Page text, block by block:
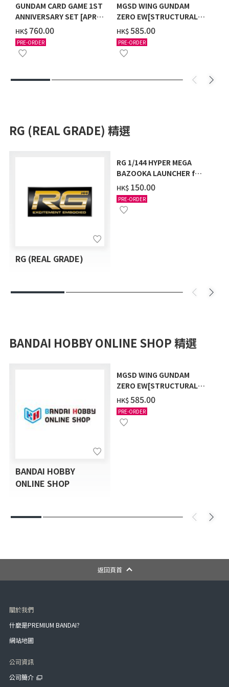
GUNDAM CARD GAME 1ST
ANNIVERSARY SET [APR
2027 DELIVERY]
HK$‌760.00
PRE-ORDER
MGSD WING GUNDAM
ZERO EW[STRUCTURAL
COATING/BLACK] [2026年
12月發送]
HK$‌585.00
PRE-ORDER
RG (REAL GRADE) 精選
RG (REAL GRADE)
RG 1/144 HYPER MEGA
BAZOOKA LAUNCHER for
Hi-ν GUNDAM & FIN
FUNNEL DISPLAY SET
[2026年9月發送]
HK$ ‌150.00
PRE-ORDER
BANDAI HOBBY ONLINE SHOP 精選
BANDAI HOBBY
ONLINE SHOP
MGSD WING GUNDAM
ZERO EW[STRUCTURAL
COATING/BLACK] [2026年
12月發送]
HK$‌585.00
PRE-ORDER
返回頁首
關於我們
什麼是PREMIUM BANDAI?
網站地圖
公司資訊
公司簡介